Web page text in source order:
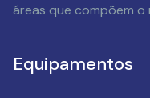
áreas que compõem o
Equipamentos